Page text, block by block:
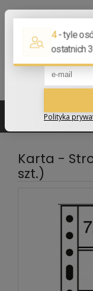
502 210 907
Karta -
szt.)